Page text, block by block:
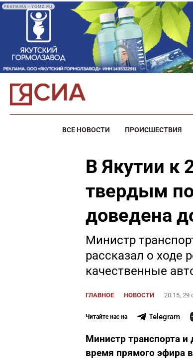
РЕКЛАМА • YGMZ.RU
ВСЕ НОВОСТИ ПРОИСШЕСТВИЯ
В Якутии к
твердым
доведена
Министр
рассказал о ходе
качественные
ГЛАВНОЕ НОВОСТИ 20:15, 29
Читайте нас на Telegram
Министр транспорта
время прямого эфира